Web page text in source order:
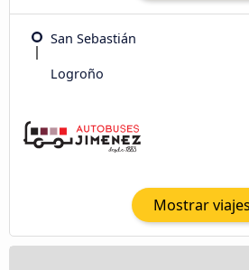
San Sebastián
Logroño
Mostrar viajes